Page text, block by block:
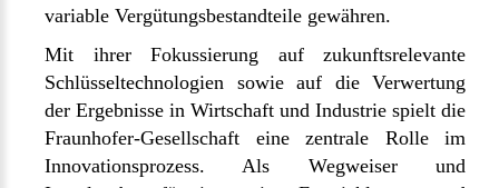
variable Vergütungsbestandteile gewähren.
Mit ihrer Fokussierung auf zukunftsrelevante
Schlüsseltechnologien sowie auf die Verwertung
der Ergebnisse in Wirtschaft und Industrie spielt die
Fraunhofer-Gesellschaft eine zentrale Rolle im
Innovationsprozess. Als Wegweiser und